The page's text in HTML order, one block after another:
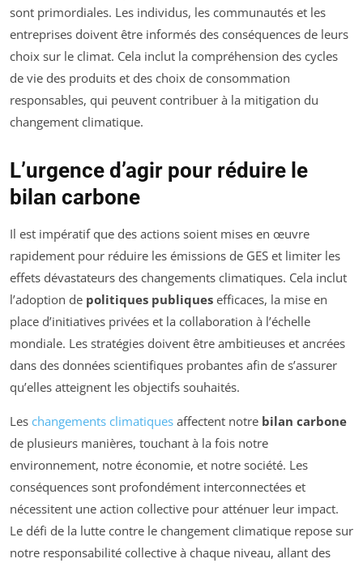
sont primordiales. Les individus, les communautés et les
entreprises doivent être informés des conséquences de leurs
choix sur le climat. Cela inclut la compréhension des cycles
de vie des produits et des choix de consommation
responsables, qui peuvent contribuer à la mitigation du
changement climatique.
L’urgence d’agir pour réduire le
bilan carbone
Il est impératif que des actions soient mises en œuvre
rapidement pour réduire les émissions de GES et limiter les
effets dévastateurs des changements climatiques. Cela inclut
l’adoption de politiques publiques efficaces, la mise en
place d’initiatives privées et la collaboration à l’échelle
mondiale. Les stratégies doivent être ambitieuses et ancrées
dans des données scientifiques probantes afin de s’assurer
qu’elles atteignent les objectifs souhaités.
Les changements climatiques affectent notre bilan carbone
de plusieurs manières, touchant à la fois notre
environnement, notre économie, et notre société. Les
conséquences sont profondément interconnectées et
nécessitent une action collective pour atténuer leur impact.
Le défi de la lutte contre le changement climatique repose sur
notre responsabilité collective à chaque niveau, allant des